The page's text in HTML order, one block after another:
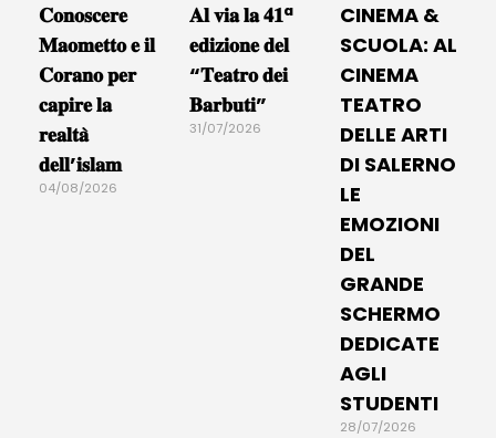
𝐂𝐨𝐧𝐨𝐬𝐜𝐞𝐫𝐞
𝐌𝐚𝐨𝐦𝐞𝐭𝐭𝐨 𝐞 𝐢𝐥
𝐂𝐨𝐫𝐚𝐧𝐨 𝐩𝐞𝐫
𝐜𝐚𝐩𝐢𝐫𝐞 𝐥𝐚
𝐫𝐞𝐚𝐥𝐭𝐚̀
𝐝𝐞𝐥𝐥’𝐢𝐬𝐥𝐚𝐦
04/08/2026
𝐀𝐥 𝐯𝐢𝐚 𝐥𝐚 𝟒𝟏ª
𝐞𝐝𝐢𝐳𝐢𝐨𝐧𝐞 𝐝𝐞𝐥
“𝐓𝐞𝐚𝐭𝐫𝐨 𝐝𝐞𝐢
𝐁𝐚𝐫𝐛𝐮𝐭𝐢”
31/07/2026
CINEMA &
SCUOLA: AL
CINEMA
TEATRO
DELLE ARTI
DI SALERNO
LE
EMOZIONI
DEL
GRANDE
SCHERMO
DEDICATE
AGLI
STUDENTI
28/07/2026